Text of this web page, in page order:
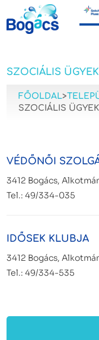
SZOCIÁLIS ÜGYEK
FŐOLDAL>
SZOCIÁLIS ÜGYEK
VÉDŐNŐI
3412 Bogács,
Tel.: 49/334-035
IDŐSEK KLUBJA
3412 Bogács,
Tel.: 49/334-535